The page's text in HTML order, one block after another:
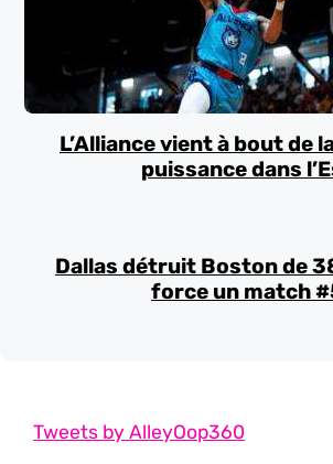
L’Alliance vient à bout de
puissance dans
Dallas détruit Boston de
force un match
Tweets by AlleyOop360